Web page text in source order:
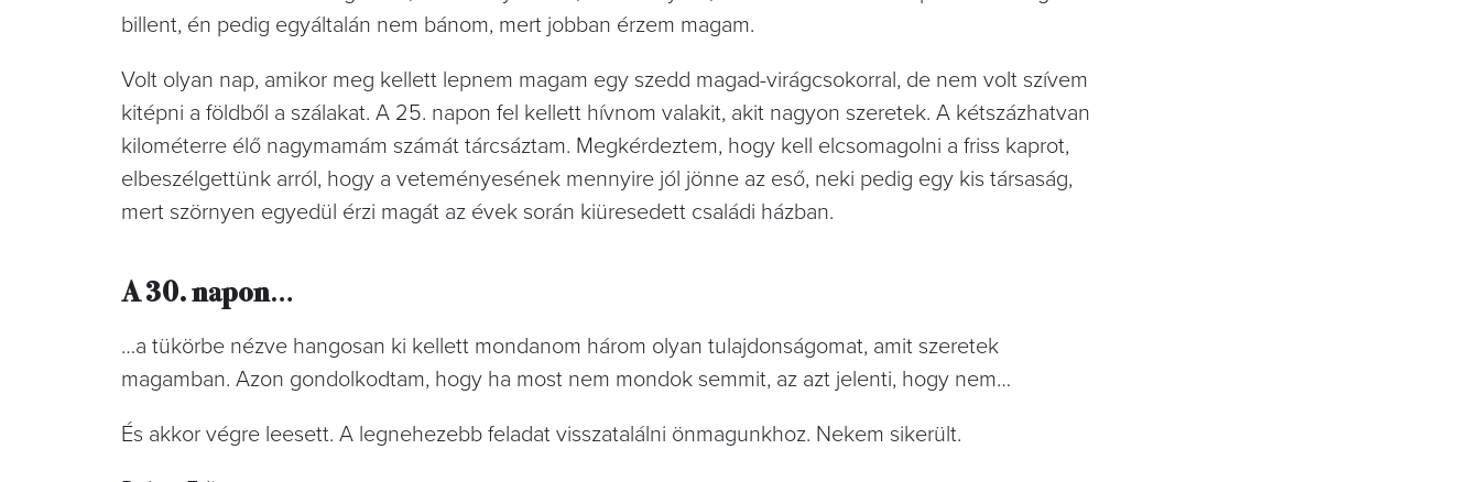
billent, én pedig egyáltalán nem bánom, mert jobban érzem magam.
Volt olyan nap, amikor meg kellett lepnem magam egy szedd magad-virágcsokorral, de nem volt szívem
kitépni a földből a szálakat. A 25. napon fel kellett hívnom valakit, akit nagyon szeretek. A kétszázhatvan
kilométerre élő nagymamám számát tárcsáztam. Megkérdeztem, hogy kell elcsomagolni a friss kaprot,
elbeszélgettünk arról, hogy a veteményesének mennyire jól jönne az eső, neki pedig egy kis társaság,
mert szörnyen egyedül érzi magát az évek során kiüresedett családi házban.
A 30. napon…
…a tükörbe nézve hangosan ki kellett mondanom három olyan tulajdonságomat, amit szeretek
magamban. Azon gondolkodtam, hogy ha most nem mondok semmit, az azt jelenti, hogy nem…
És akkor végre leesett. A legnehezebb feladat visszatalálni önmagunkhoz. Nekem sikerült.